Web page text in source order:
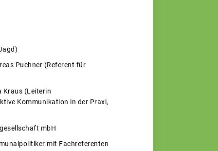
Puchner (Referent für
Kraus (Leiterin
Kommunikation in der Praxi,
mbH
mit Fachreferenten